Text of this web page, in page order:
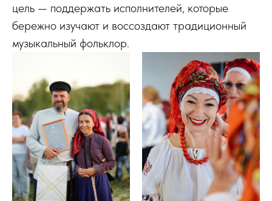
цель — поддержать исполнителей, которые
бережно изучают и воссоздают традиционный
музыкальный фольклор.